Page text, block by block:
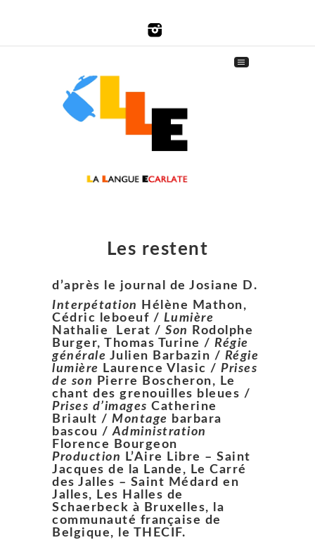
Les restent
d’après le journal de Josiane D.
Interpétation
Hélène Mathon,
Cédric leboeuf / Lumière
Nathalie Lerat / Son
Rodolphe
Burger, Thomas Turine / Régie
générale Julien Barbazin / Régie
lumière Laurence Vlasic / Prises
de son
Pierre Boscheron, Le
chant des grenouilles bleues /
Prises d’images Catherine
Briault / Montage barbara
bascou /Administration
Florence Bourgeon
Production
L’Aire Libre – Saint
Jacques de la Lande, Le Carré
des Jalles – Saint Médard en
Jalles, Les Halles de
Schaerbeck à Bruxelles, la
communauté française de
Belgique, le THECIF.